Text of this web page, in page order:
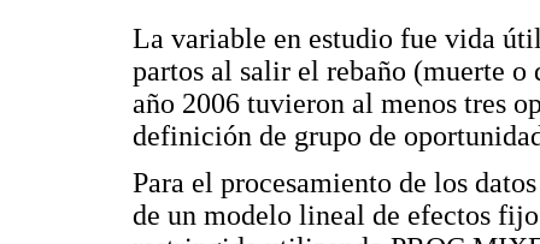
La variable en estudio fue vida
partos al salir el rebaño (muerte o
año 2006 tuvieron al menos tres
definición de grupo de
Para el procesamiento de los
de un modelo lineal de efectos